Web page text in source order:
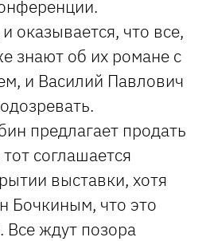
оказывается, что все,
знают об их романе с
и Василий Павлович
предлагает продать
соглашается
выставки, хотя
Бочкиным, что это
Все ждут позора